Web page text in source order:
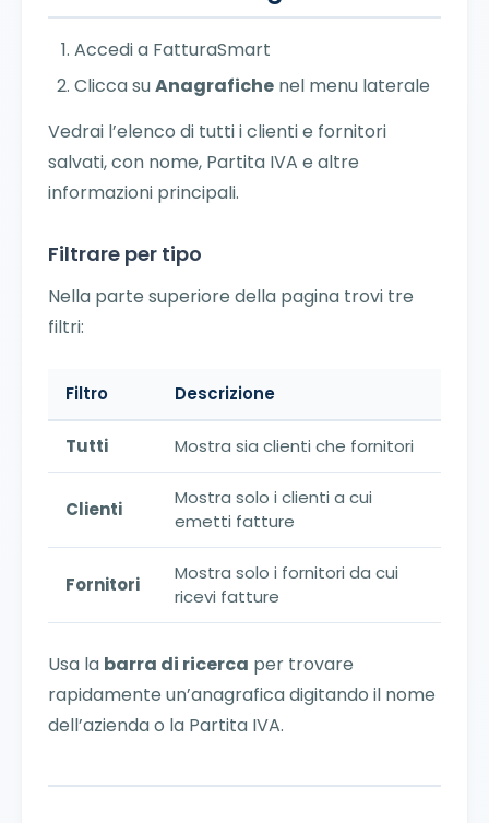
Accedi a FatturaSmart
Clicca suAnagrafiche nel menu laterale
Vedrai l’elenco di tutti i clienti e fornitori
salvati, con nome, Partita IVA e altre
informazioni principali.
Filtrare per tipo
Nella parte superiore della pagina trovi tre
filtri:
Filtro Descrizione
Tutti Mostra sia clienti che fornitori
Clienti
Mostra solo i clienti a cui
emetti fatture
Fornitori
Mostra solo i fornitori da cui
ricevi fatture
Usa la barra di ricerca per trovare
rapidamente un’anagrafica digitando il nome
dell’azienda o la Partita IVA.